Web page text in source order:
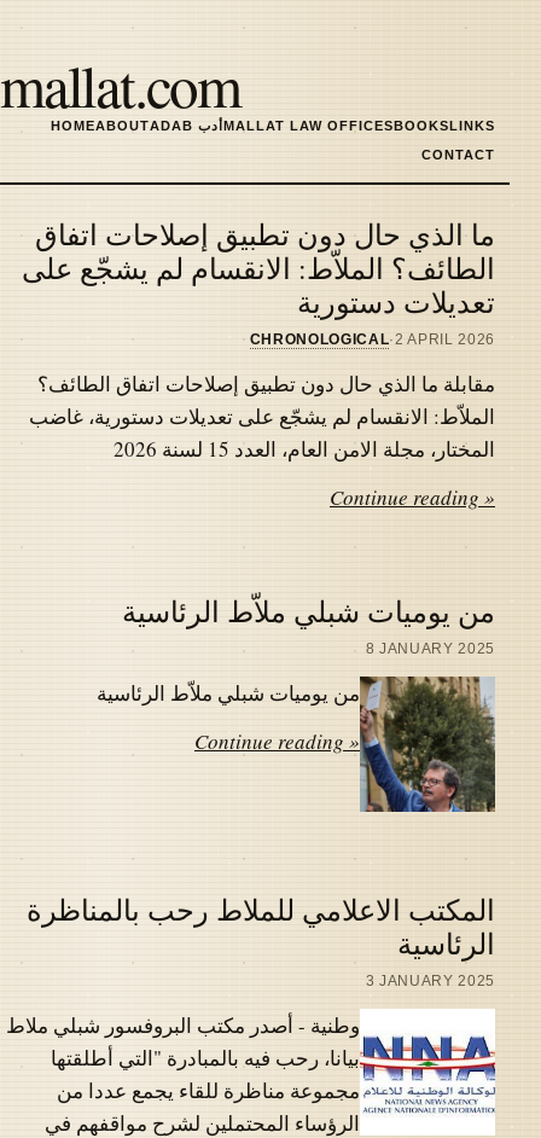
main
content
mallat.com
HOMEABOUT ADAB أدبMALLAT LAW OFFICESBOOKSLINKS
CONTACT
Latest
articles
ما الذي حال دون تطبيق إصلاحات اتفاق
الطائف؟ الملاّط: الانقسام لم يشجّع على
تعديلات دستورية
2 APRIL 2026
·
CHRONOLOGICAL
مقابلة ما الذي حال دون تطبيق إصلاحات اتفاق الطائف؟
الملاّط: الانقسام لم يشجّع على تعديلات دستورية، غاضب
المختار، مجلة الامن العام، العدد 15 لسنة 2026
Continue reading »
من يوميات شبلي ملاّط الرئاسية
8 JANUARY 2025
من يوميات شبلي ملاّط الرئاسية
Continue reading »
المكتب الاعلامي للملاط رحب بالمناظرة
الرئاسية
3 JANUARY 2025
وطنية - أصدر مكتب البروفسور شبلي ملاط
بيانا، رحب فيه بالمبادرة "التي أطلقتها
مجموعة مناظرة للقاء يجمع عددا من
الرؤساء المحتملين لشرح مواقفهم في